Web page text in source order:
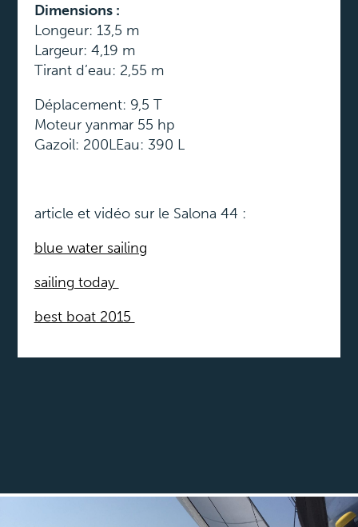
Dimensions :
Longeur: 13,5 m
Largeur: 4,19 m
Tirant d’eau: 2,55 m
Déplacement: 9,5 T
Moteur yanmar 55 hp
Gazoil: 200LEau: 390 L
article et vidéo sur le Salona 44 :
blue water sailing
sailing today
best boat 2015